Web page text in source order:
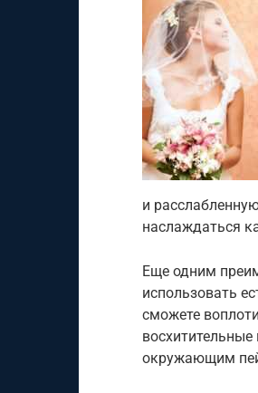
и
наслаждаться
Еще одним
использовать
сможете
окружающим